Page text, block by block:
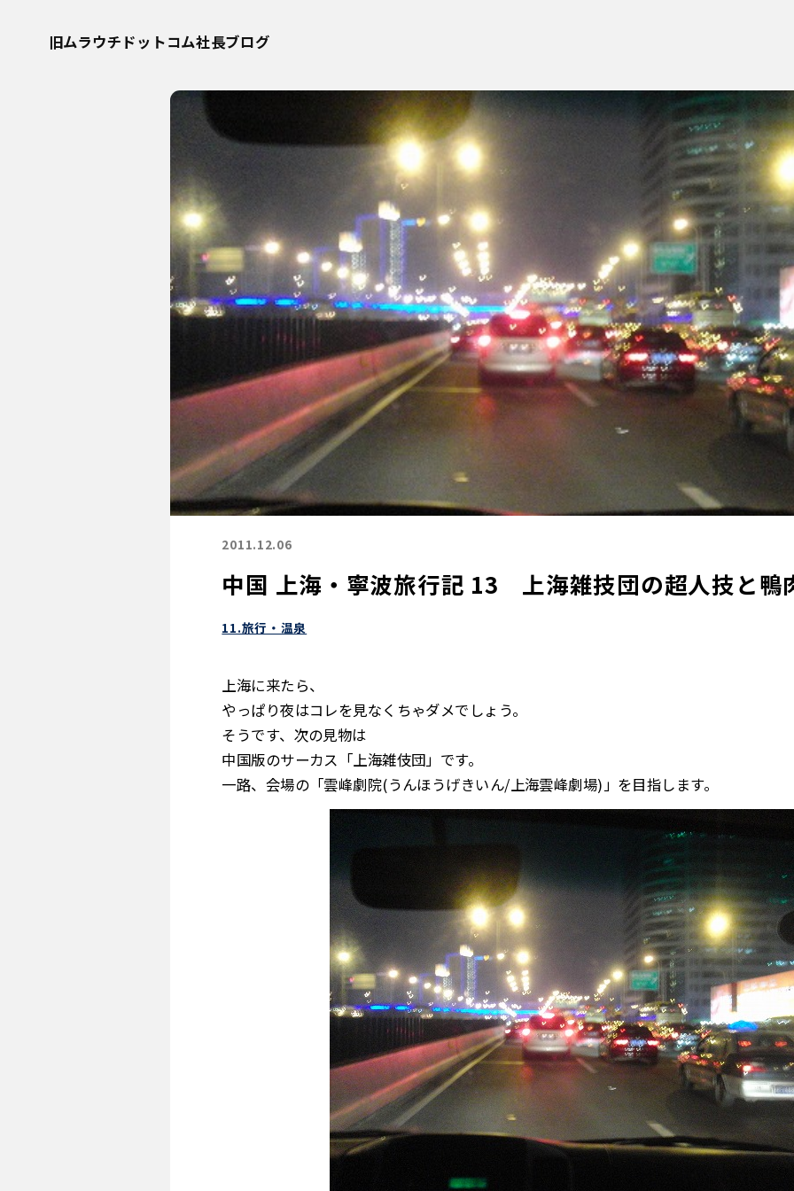
旧ムラウチドットコム社長ブログ
2011.12.06
中国 上海・寧波旅行記 13 上海雑技団の超人技と鴨
11.旅行・温泉
上海に来たら、
やっぱり夜はコレを見なくちゃダメでしょう。
そうです、次の見物は
中国版のサーカス「上海雑伎団」です。
一路、会場の「雲峰劇院(うんほうげきいん/上海雲峰劇場)」を目指します。